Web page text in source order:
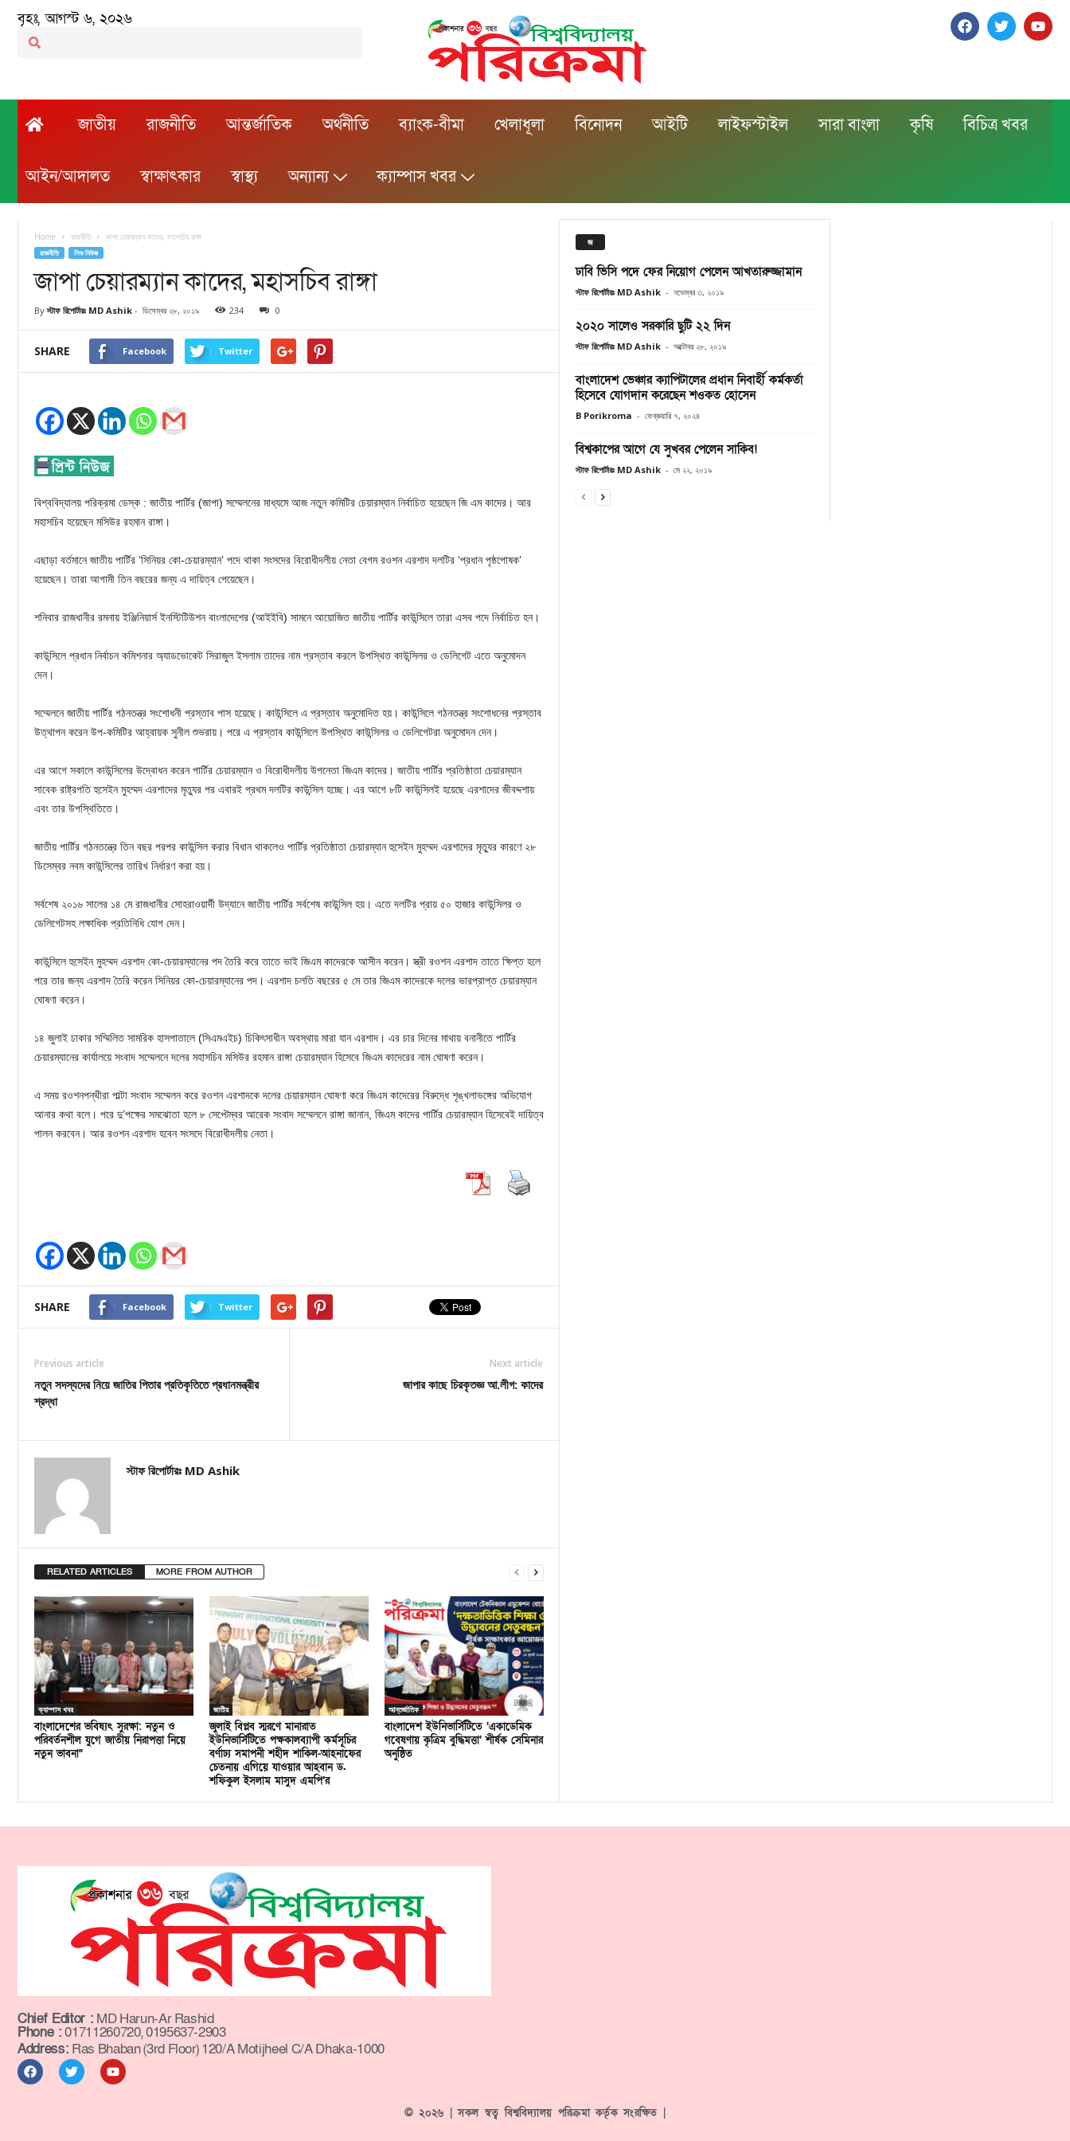
বৃহঃ, আগস্ট ৬, ২০২৬
জাতীয় রাজনীতি আন্তর্জাতিক অর্থনীতি ব্যাংক-বীমা খেলাধূলা বিনোদন আইটি লাইফস্টাইল সারা বাংলা কৃষি বিচিত্র খবর
আইন/আদালত স্বাক্ষাৎকার স্বাস্থ্য অন্যান্য ক্যাম্পাস খবর
Home রাজনীতি জাপা চেয়ারম্যান কাদের, মহাসচিব রাঙ্গা
রাজনীতি লিড নিউজ
জাপা চেয়ারম্যান কাদের, মহাসচিব রাঙ্গা
By স্টাফ রিপোর্টারঃ MD Ashik - ডিসেম্বর ২৮, ২০১৯ 234 0
SHARE Facebook Twitter
বিশ্ববিদ্যালয় পরিক্রমা ডেস্ক : জাতীয় পার্টির (জাপা) সম্মেলনের মাধ্যমে আজ নতুন কমিটির চেয়ারম্যান নির্বাচিত হয়েছেন জি এম কাদের। আর
মহাসচিব হয়েছেন মসিউর রহমান রাঙ্গা।
এছাড়া বর্তমানে জাতীয় পার্টির ‘সিনিয়র কো-চেয়ারম্যান’ পদে থাকা সংসদের বিরোধীদলীয় নেতা বেগম রওশন এরশাদ দলটির ‘প্রধান পৃষ্ঠপোষক’
হয়েছেন। তারা আগামী তিন বছরের জন্য এ দায়িত্ব পেয়েছেন।
শনিবার রাজধানীর রমনায় ইঞ্জিনিয়ার্স ইনস্টিটিউশন বাংলাদেশের (আইইবি) সামনে আয়োজিত জাতীয় পার্টির কাউন্সিলে তারা এসব পদে নির্বাচিত হন।
কাউন্সিলে প্রধান নির্বাচন কমিশনার অ্যাডভোকেট সিরাজুল ইসলাম তাদের নাম প্রস্তাব করলে উপস্থিত কাউন্সিলর ও ডেলিগেট এতে অনুমোদন
দেন।
সম্মেলনে জাতীয় পার্টির গঠনতন্ত্র সংশোধনী প্রস্তাব পাস হয়েছে। কাউন্সিলে এ প্রস্তাব অনুমোদিত হয়। কাউন্সিলে গঠনতন্ত্র সংশোধনের প্রস্তাব
উত্থাপন করেন উপ-কমিটির আহ্বায়ক সুনীল শুভরায়। পরে এ প্রস্তাব কাউন্সিলে উপস্থিত কাউন্সিলর ও ডেলিগেটরা অনুমোদন দেন।
এর আগে সকালে কাউন্সিলের উদ্বোধন করেন পার্টির চেয়ারম্যান ও বিরোধীদলীয় উপনেতা জিএম কাদের। জাতীয় পার্টির প্রতিষ্ঠাতা চেয়ারম্যান
সাবেক রাষ্ট্রপতি হুসেইন মুহম্মদ এরশাদের মৃত্যুর পর এবারই প্রথম দলটির কাউন্সিল হচ্ছে। এর আগে ৮টি কাউন্সিলই হয়েছে এরশাদের জীবদ্দশায়
এবং তার উপস্থিতিতে।
জাতীয় পার্টির গঠনতন্ত্রে তিন বছর পরপর কাউন্সিল করার বিধান থাকলেও পার্টির প্রতিষ্ঠাতা চেয়ারম্যান হুসেইন মুহম্মদ এরশাদের মৃত্যুর কারণে ২৮
ডিসেম্বর নবম কাউন্সিলের তারিখ নির্ধারণ করা হয়।
সর্বশেষ ২০১৬ সালের ১৪ মে রাজধানীর সোহরাওয়ার্দী উদ্যানে জাতীয় পার্টির সর্বশেষ কাউন্সিল হয়। এতে দলটির প্রায় ৫০ হাজার কাউন্সিলর ও
ডেলিগেটসহ লক্ষাধিক প্রতিনিধি যোগ দেন।
কাউন্সিলে হুসেইন মুহম্মদ এরশাদ কো-চেয়ারম্যানের পদ তৈরি করে তাতে ভাই জিএম কাদেরকে আসীন করেন। স্ত্রী রওশন এরশাদ তাতে ক্ষিপ্ত হলে
পরে তার জন্য এরশাদ তৈরি করেন সিনিয়র কো-চেয়ারম্যানের পদ। এরশাদ চলতি বছরের ৫ মে তার জিএম কাদেরকে দলের ভারপ্রাপ্ত চেয়ারম্যান
ঘোষণা করেন।
১৪ জুলাই ঢাকার সম্মিলিত সামরিক হাসপাতালে (সিএমএইচ) চিকিৎসাধীন অবস্থায় মারা যান এরশাদ। এর চার দিনের মাথায় বনানীতে পার্টির
চেয়ারম্যানের কার্যালয়ে সংবাদ সম্মেলনে দলের মহাসচিব মসিউর রহমান রাঙ্গা চেয়ারম্যান হিসেবে জিএম কাদেরের নাম ঘোষণা করেন।
এ সময় রওশনপন্থীরা পাল্টা সংবাদ সম্মেলন করে রওশন এরশাদকে দলের চেয়ারম্যান ঘোষণা করে জিএম কাদেরের বিরুদ্ধে শৃঙ্খলাভঙ্গের অভিযোগ
আনার কথা বলে। পরে দু’পক্ষের সমঝোতা হলে ৮ সেপ্টেম্বর আরেক সংবাদ সম্মেলনে রাঙ্গা জানান, জিএম কাদের পার্টির চেয়ারম্যান হিসেবেই দায়িত্ব
পালন করবেন। আর রওশন এরশাদ হবেন সংসদে বিরোধীদলীয় নেতা।
SHARE Facebook Twitter
Previous article
নতুন সদস্যদের নিয়ে জাতির পিতার প্রতিকৃতিতে প্রধানমন্ত্রীর
শ্রদ্ধা
Next article
জাপার কাছে চিরকৃতজ্ঞ আ.লীগ: কাদের
স্টাফ রিপোর্টারঃ MD Ashik
RELATED ARTICLES MORE FROM AUTHOR
ক্যাম্পাস খবর
বাংলাদেশের ভবিষ্যৎ সুরক্ষা: নতুন ও
পরিবর্তনশীল যুগে জাতীয় নিরাপত্তা নিয়ে
নতুন ভাবনা”
জাতীয়
জুলাই বিপ্লব স্মরণে মানারাত
ইউনিভার্সিটিতে পক্ষকালব্যাপী কর্মসূচির
বর্ণাঢ্য সমাপনী শহীদ শাকিল-আহনাফের
চেতনায় এগিয়ে যাওয়ার আহবান ড.
শফিকুল ইসলাম মাসুদ এমপি’র
আন্তর্জাতিক
বাংলাদেশ ইউনিভার্সিটিতে ‘একাডেমিক
গবেষণায় কৃত্রিম বুদ্ধিমত্তা’ শীর্ষক সেমিনার
অনুষ্ঠিত
জ
ঢাবি ভিসি পদে ফের নিয়োগ পেলেন আখতারুজ্জামান
স্টাফ রিপোর্টারঃ MD Ashik - নভেম্বর ৩, ২০১৯
২০২০ সালেও সরকারি ছুটি ২২ দিন
স্টাফ রিপোর্টারঃ MD Ashik - অক্টোবর ২৮, ২০১৯
বাংলাদেশ ভেঞ্চার ক্যাপিটালের প্রধান নিবার্হী কর্মকর্তা
হিসেবে যোগদান করেছেন শওকত হোসেন
B Porikroma - ফেব্রুয়ারি ৭, ২০২৪
বিশ্বকাপের আগে যে সুখবর পেলেন সাকিব!
স্টাফ রিপোর্টারঃ MD Ashik - মে ২২, ২০১৯
Chief Editor : MD Harun-Ar Rashid
Phone :01711260720, 0195637-2903
Address: Ras Bhaban (3rd Floor) 120/A Motijheel C/A Dhaka-1000
© ২০২৬ | সকল স্বত্ব বিশ্ববিদ্যালয় পরিক্রমা কর্তৃক সংরক্ষিত |